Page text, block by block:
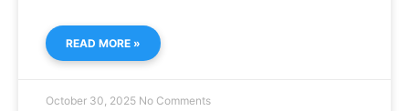
READ MORE »
October 30, 2025 No Comments